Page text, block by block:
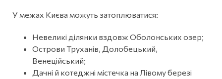
У межах Києва можуть затоплюватися:
Невеликі ділянки вздовж Оболонських озер;
Острови Труханів, Долобецький,
Венеційський;
Дачні й котеджні містечка на Лівому березі